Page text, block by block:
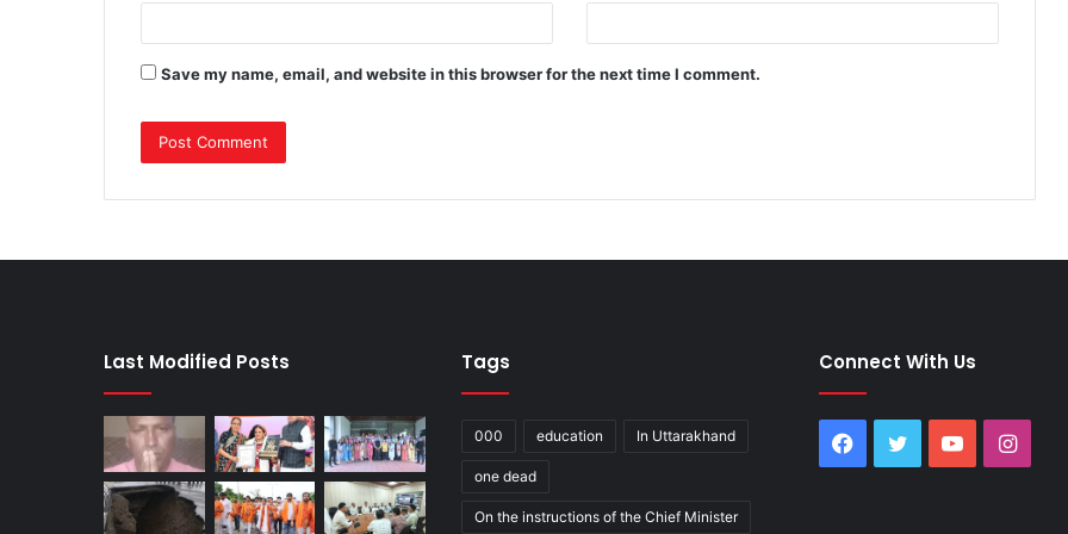
Save my name, email, and website in this browser for the next time I comment.
Last Modified Posts Tags
000 education In Uttarakhand
one dead
On the instructions of the Chief Minister
Connect With Us
Facebook
Twitter YouTube